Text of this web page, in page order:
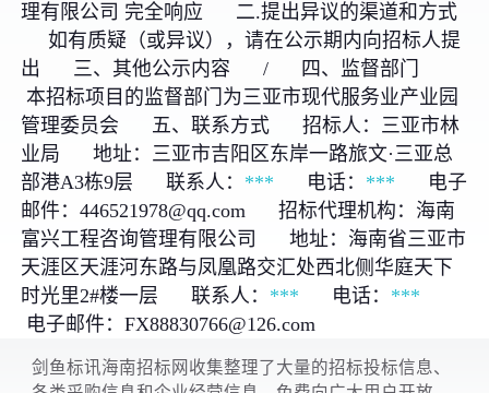
理有限公司 完全响应 二.提出异议的渠道和方式
如有质疑（或异议），请在公示期内向招标人提
出 三、其他公示内容 / 四、监督部门
本招标项目的监督部门为三亚市现代服务业产业园
管理委员会 五、联系方式 招标人：三亚市林
业局 地址：三亚市吉阳区东岸一路旅文·三亚总
部港A3栋9层 联系人： *** 电话： *** 电子
邮件：446521978@qq.com 招标代理机构：海南
富兴工程咨询管理有限公司 地址：海南省三亚市
天涯区天涯河东路与凤凰路交汇处西北侧华庭天下
时光里2#楼一层 联系人： *** 电话： ***
电子邮件：FX88830766@126.com
剑鱼标讯海南招标网收集整理了大量的招标投标信息、